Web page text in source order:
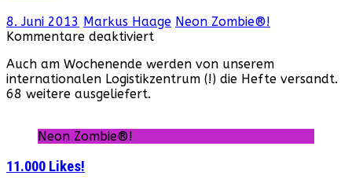
II“
auf
27.
Weekend
of
8. Juni 2013 Markus Haage Neon Zombie®!
Kommentare deaktiviert
Magazin:
Auch
Auch am Wochenende werden von unserem
internationalen Logistikzentrum (!) die Hefte versandt.
68 weitere ausgeliefert.
Neon Zombie®!
11.000 Likes!